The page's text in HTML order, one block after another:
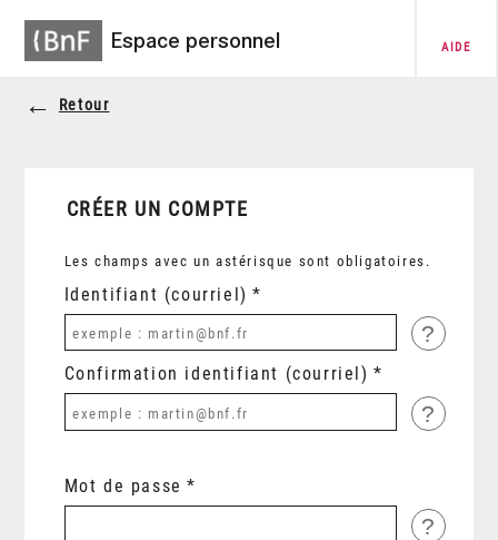
Espace personnel AIDE
Retour
CRÉER UN COMPTE
Les champs avec un astérisque sont obligatoires.
Identifiant (courriel)
?
Confirmation identifiant (courriel)
?
Mot de passe
?